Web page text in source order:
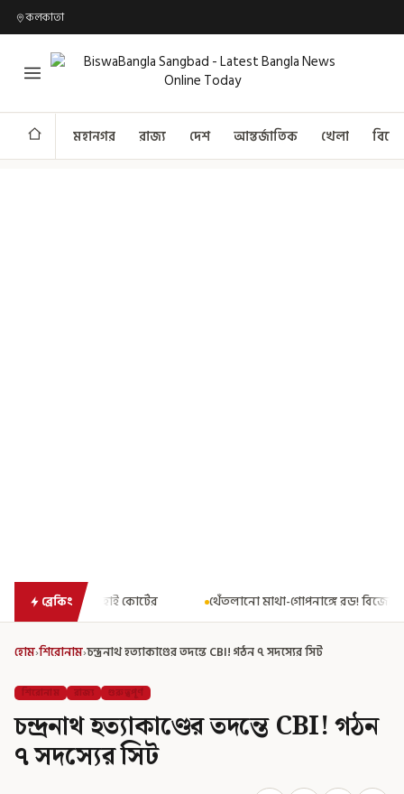
কলকাতা
মহানগর রাজ্য দেশ আন্তর্জাতিক খেলা
ব্রেকিংথেঁতলানো মাথা-গোপনাঙ্গে রড! বিজেপিশাসিত অসমে নাবালিকার
হোম›শিরোনাম›চন্দ্রনাথ হত্যাকাণ্ডের তদন্তে CBI! গঠন ৭ সদস্যের সিট
শিরোনাম রাজ্য গুরুত্বপূর্ণ
চন্দ্রনাথ হত্যাকাণ্ডের তদন্তে CBI! গঠন
৭ সদস্যের সিট